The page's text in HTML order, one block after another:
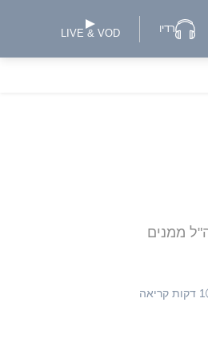
רדיו LIVE & VOD
ממנים
1 דקות קריאה